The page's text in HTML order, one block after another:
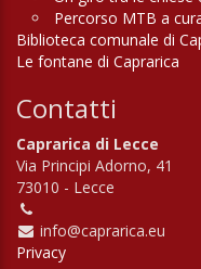
Percorso MTB a
Le fontane di Caprarica
Contatti
Caprarica di Lecce
Via Principi Adorno, 41
73010 - Lecce
info@caprarica.eu
Privacy